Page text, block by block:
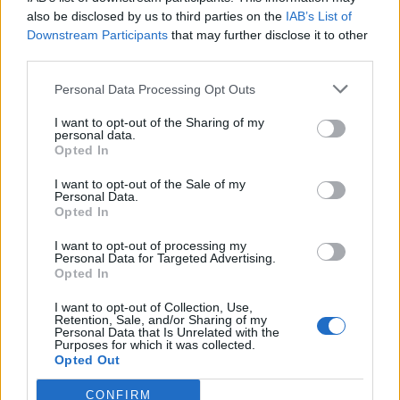
also be disclosed by us to third parties on the IAB’s List of
Downstream Participants that may further disclose it to other
Personal Data Processing Opt Outs
I want to opt-out of the Sharing of my
personal data.
Opted In
I want to opt-out of the Sale of my
Personal Data.
Opted In
I want to opt-out of processing my
Personal Data for Targeted Advertising.
Opted In
I want to opt-out of Collection, Use,
Retention, Sale, and/or Sharing of my
Personal Data that Is Unrelated with the
Purposes for which it was collected.
Opted Out
CONFIRM